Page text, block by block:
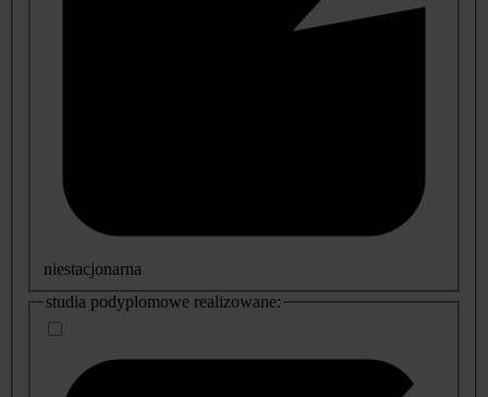
niestacjonarna
studia podyplomowe realizowane: